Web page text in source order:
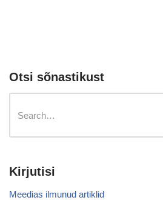
Otsi sõnastikust
Kirjutisi
Meedias ilmunud artiklid